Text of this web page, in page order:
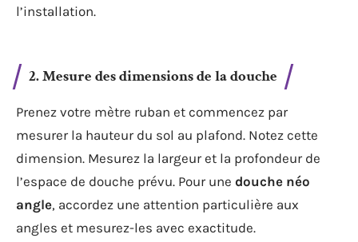
l’installation.
2. Mesure des dimensions de la douche
Prenez votre mètre ruban et commencez par
mesurer la hauteur du sol au plafond. Notez cette
dimension. Mesurez la largeur et la profondeur de
l’espace de douche prévu. Pour une douche néo
angle, accordez une attention particulière aux
angles et mesurez-les avec exactitude.